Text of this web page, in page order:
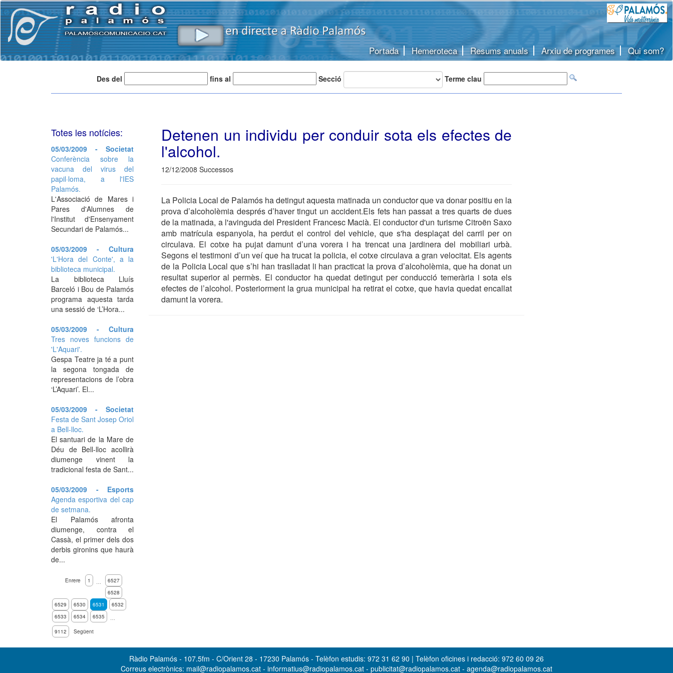
Portada Hemeroteca Resums anuals Arxiu de programes Qui som?
Des del fins al Secció Terme clau
Detenen un individu per conduir sota els efectes de
l'alcohol.
12/12/2008 Successos
La Policia Local de Palamós ha detingut aquesta matinada un conductor que va donar positiu en la
prova d’alcoholèmia després d’haver tingut un accident.Els fets han passat a tres quarts de dues
de la matinada, a l'avinguda del President Francesc Macià. El conductor d'un turisme Citroën Saxo
amb matrícula espanyola, ha perdut el control del vehicle, que s'ha desplaçat del carril per on
circulava. El cotxe ha pujat damunt d’una vorera i ha trencat una jardinera del mobiliari urbà.
Segons el testimoni d’un veí que ha trucat la policia, el cotxe circulava a gran velocitat. Els agents
de la Policia Local que s’hi han traslladat li han practicat la prova d’alcoholèmia, que ha donat un
resultat superior al permès. El conductor ha quedat detingut per conducció temerària i sota els
efectes de l’alcohol. Posteriorment la grua municipal ha retirat el cotxe, que havia quedat encallat
damunt la vorera.
Totes les notícies:
05/03/2009 - Societat
Conferència sobre la
vacuna del virus del
papil·loma, a l'IES
Palamós.
L'Associació de Mares i
Pares d'Alumnes de
l'Institut d'Ensenyament
Secundari de Palamós...
05/03/2009 - Cultura
'L'Hora del Conte', a la
biblioteca municipal.
La biblioteca Lluís
Barceló i Bou de Palamós
programa aquesta tarda
una sessió de ‘L’Hora...
05/03/2009 - Cultura
Tres noves funcions de
'L'Aquari'.
Gespa Teatre ja té a punt
la segona tongada de
representacions de l’obra
‘L’Aquari’. El...
05/03/2009 - Societat
Festa de Sant Josep Oriol
a Bell-lloc.
El santuari de la Mare de
Déu de Bell-lloc acollirà
diumenge vinent la
tradicional festa de Sant...
05/03/2009 - Esports
Agenda esportiva del cap
de setmana.
El Palamós afronta
diumenge, contra el
Cassà, el primer dels dos
derbis gironins que haurà
de...
Enrere 1 …
6527
6528
6529
6530 6531
6532
6533
6534 6535
…
9112
Següent
Ràdio Palamós - 107.5fm - C/Orient 28 - 17230 Palamós - Telèfon estudis: 972 31 62 90 | Telèfon oficines i redacció: 972 60 09 26
Correus electrònics: mail@radiopalamos.cat - informatius@radiopalamos.cat - publicitat@radiopalamos.cat - agenda@radiopalamos.cat